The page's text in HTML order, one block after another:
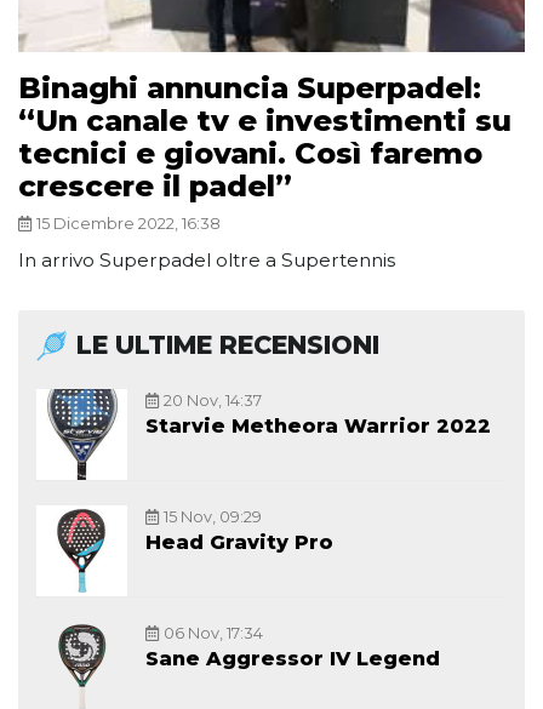
Binaghi annuncia Superpadel:
“Un canale tv e investimenti su
tecnici e giovani. Così faremo
crescere il padel”
15 Dicembre 2022, 16:38
In arrivo Superpadel oltre a Supertennis
LE ULTIME RECENSIONI
20 Nov, 14:37
Starvie Metheora Warrior 2022
15 Nov, 09:29
Head Gravity Pro
06 Nov, 17:34
Sane Aggressor IV Legend